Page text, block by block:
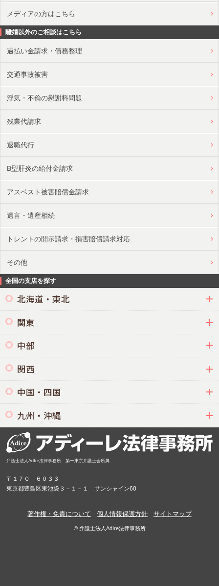
メディアの方はこちら
離婚以外のご相談はこちら
過払い金請求・債務整理
交通事故被害
浮気・不倫の慰謝料問題
残業代請求
退職代行
B型肝炎の給付金請求
アスベスト被害賠償金請求
遺言・遺産相続
トレントの開示請求・損害賠償請求対応
その他
全国の支店を探す
北海道・東北
関東
中部
関西
中国・四国
九州・沖縄
弁護士法人AdIre法律事務所 第一東京弁護士会所属
〒１７０－６０３３
東京都豊島区東池袋３－１－１ サンシャイン60
著作権・免責について 個人情報保護方針 サイトマップ
© 弁護士法人AdIre法律事務所